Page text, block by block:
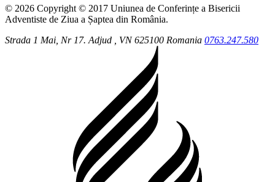
© 2026 Copyright © 2017 Uniunea de Conferințe a Bisericii
Adventiste de Ziua a Șaptea din România.
Strada 1 Mai, Nr 17. Adjud , VN 625100 Romania 0763.247.580